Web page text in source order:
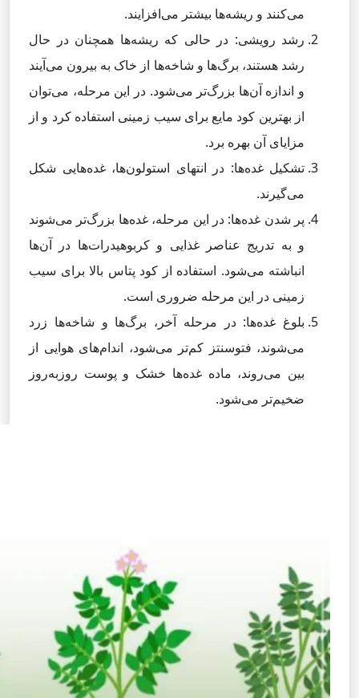
می‌کنند و ریشه‌ها بیشتر می‌افزایند.
رشد رویشی: در حالی که ریشه‌ها همچنان در حال
رشد هستند، برگ‌ها و شاخه‌ها از خاک به بیرون می‌آیند
و اندازه آن‌ها بزرگ‌تر می‌شود. در این مرحله، می‌توان
از بهترین کود مایع برای سیب زمینی استفاده کرد و از
مزایای آن بهره برد.
تشکیل غده‌ها: در انتهای استولون‌ها، غده‌هایی شکل
می‌گیرند.
پر شدن غده‌ها: در این مرحله، غده‌ها بزرگ‌تر می‌شوند
و به تدریج عناصر غذایی و کربوهیدرات‌ها در آن‌ها
انباشته می‌شود. استفاده از کود پتاس بالا برای سیب
زمینی در این مرحله ضروری است.
بلوغ غده‌ها: در مرحله آخر، برگ‌ها و شاخه‌ها زرد
می‌شوند، فتوسنتز کم‌تر می‌شود، اندام‌های هوایی از
بین می‌روند، ماده غده‌ها خشک و پوست روزبه‌روز
ضخیم‌تر می‌شود.